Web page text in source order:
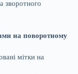
зворотного
на поворотному
мітки на